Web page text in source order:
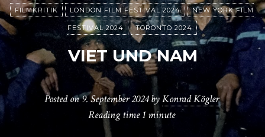
FILMKRITIK LONDON FILM FESTIVAL 2024 NEW YORK FILM
FESTIVAL 2024 TORONTO 2024
VIET UND NAM
Posted on9. September 2024 byKonrad Kögler
Reading time1 minute